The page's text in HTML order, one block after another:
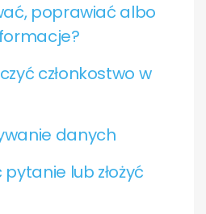
poprawiać albo
członkostwo w
danych
lub złożyć